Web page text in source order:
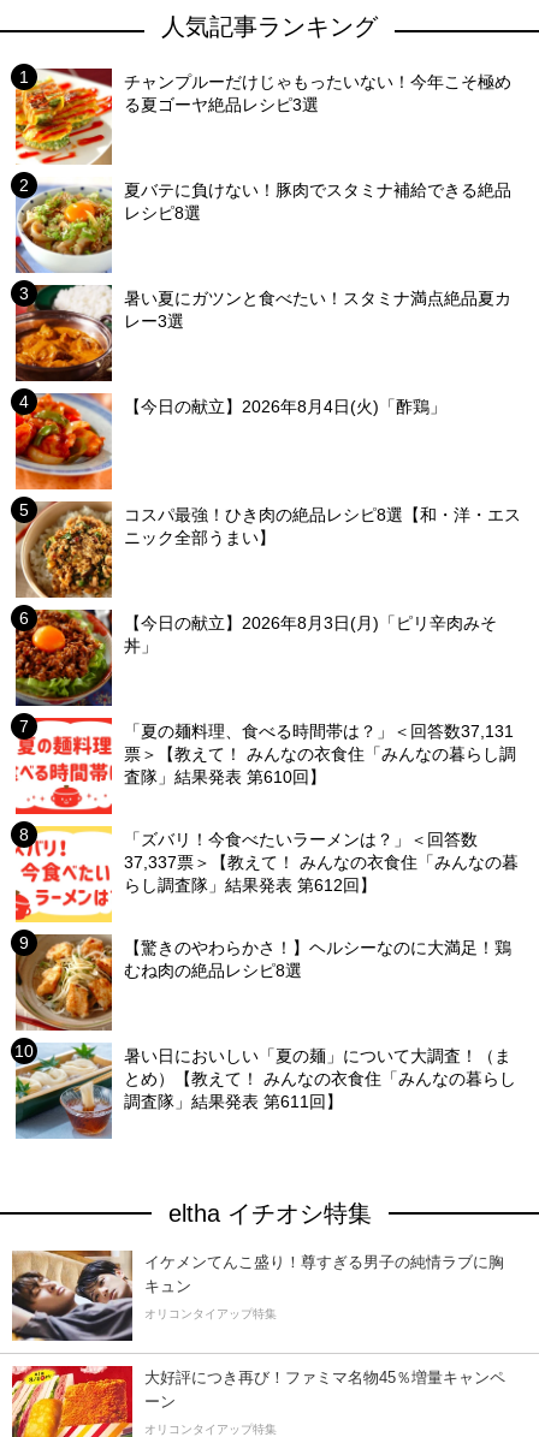
人気記事ランキング
チャンプルーだけじゃもったいない！今年こそ極め
る夏ゴーヤ絶品レシピ3選
夏バテに負けない！豚肉でスタミナ補給できる絶品
レシピ8選
暑い夏にガツンと食べたい！スタミナ満点絶品夏カ
レー3選
【今日の献立】2026年8月4日(火)「酢鶏」
コスパ最強！ひき肉の絶品レシピ8選【和・洋・エス
ニック全部うまい】
【今日の献立】2026年8月3日(月)「ピリ辛肉みそ
丼」
「夏の麺料理、食べる時間帯は？」＜回答数37,131
票＞【教えて！ みんなの衣食住「みんなの暮らし調
査隊」結果発表 第610回】
「ズバリ！今食べたいラーメンは？」＜回答数
37,337票＞【教えて！ みんなの衣食住「みんなの暮
らし調査隊」結果発表 第612回】
【驚きのやわらかさ！】ヘルシーなのに大満足！鶏
むね肉の絶品レシピ8選
暑い日においしい「夏の麺」について大調査！（ま
とめ）【教えて！ みんなの衣食住「みんなの暮らし
調査隊」結果発表 第611回】
eltha イチオシ特集
イケメンてんこ盛り！尊すぎる男子の純情ラブに胸
キュン
オリコンタイアップ特集
大好評につき再び！ファミマ名物45％増量キャンペ
ーン
オリコンタイアップ特集